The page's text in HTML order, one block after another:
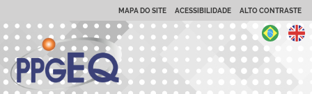
MAPA DO SITE ACESSIBILIDADE ALTO CONTRASTE